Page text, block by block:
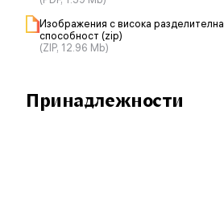
Изображения с висока разделителна
способност (zip)
(ZIP, 12.96 Mb)
Принадлежности